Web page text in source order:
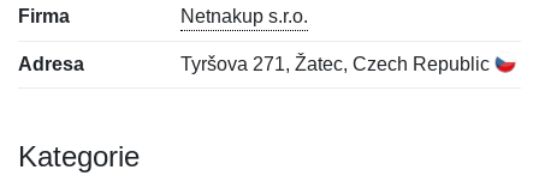
Firma Netnakup s.r.o.
Adresa Tyršova 271, Žatec, Czech Republic
Kategorie